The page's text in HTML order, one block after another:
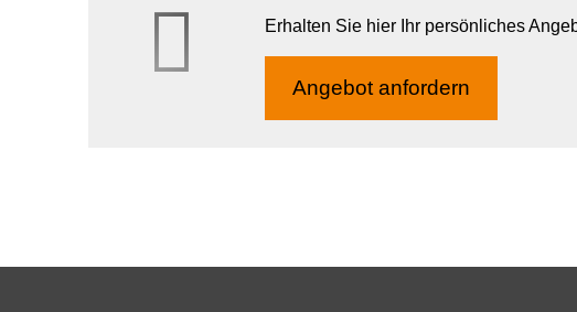
Erhalten Sie hier Ihr persönliches
An­ge­bot an­for­dern